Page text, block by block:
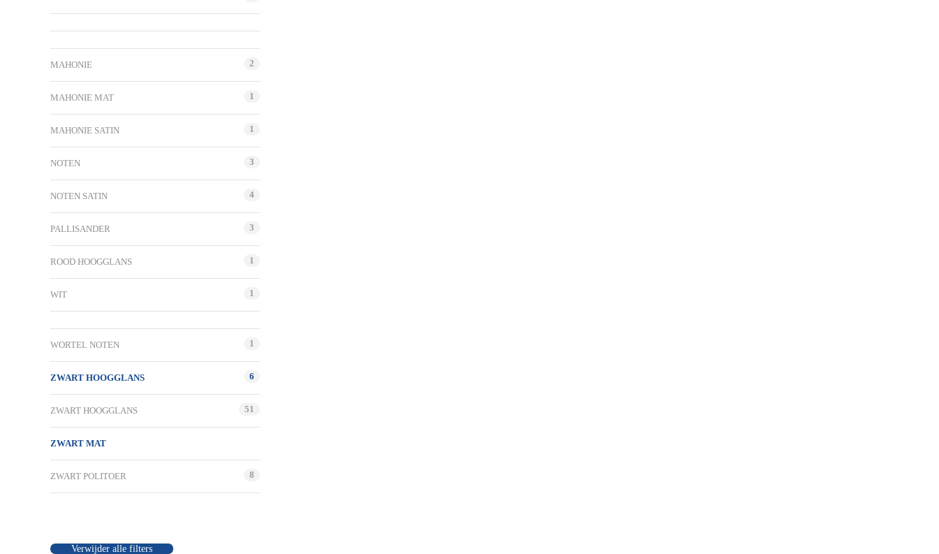
MAHONIE 2
MAHONIE MAT 1
MAHONIE SATIN 1
NOTEN 3
NOTEN SATIN 4
PALLISANDER 3
ROOD HOOGGLANS 1
WIT 1
WORTEL NOTEN 1
ZWART HOOGGLANS 6
ZWART HOOGGLANS 51
ZWART MAT
ZWART POLITOER 8
Verwijder alle filters